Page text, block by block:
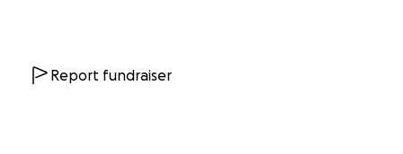
Report fundraiser